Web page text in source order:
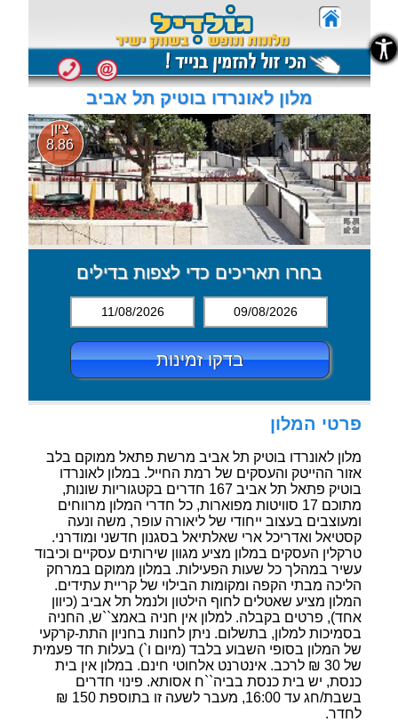
מלון לאונרדו בוטיק תל אביב
ציון
8.86
בחרו תאריכים כדי לצפות בדילים
11/08/2026 09/08/2026
בדקו זמינות
פרטי המלון
מלון לאונרדו בוטיק תל אביב מרשת פתאל ממוקם בלב
אזור ההייטק והעסקים של רמת החייל. במלון לאונרדו
בוטיק פתאל תל אביב 167 חדרים בקטגוריות שונות,
מתוכם 17 סוויטות מפוארות, כל חדרי המלון מרווחים
ומעוצבים בעצוב ייחודי של ליאורה עופר, משה ונעה
קסטיאל ואדריכל ארי שאלתיאל בסגנון חדשני ומודרני.
טרקלין העסקים במלון מציע מגוון שירותים עסקיים וכיבוד
עשיר במהלך כל שעות הפעילות. במלון ממוקם במרחק
הליכה מבתי הקפה ומקומות הבילוי של קריית עתידים.
המלון מציע שאטלים לחוף הילטון ולנמל תל אביב (כיוון
אחד), פרטים בקבלה. למלון אין חניה באמצ``ש, החניה
בסמיכות למלון, בתשלום. ניתן לחנות בחניון התת-קרקעי
של המלון בסופי השבוע בלבד (מיום ו`) בעלות חד פעמית
של 30 ₪ לרכב. אינטרנט אלחוטי חינם. במלון אין בית
כנסת, יש בית כנסת בביה``ח אסותא. פינוי חדרים
בשבת/חג עד 16:00, מעבר לשעה זו בתוספת 150 ₪
לחדר.
נגישות
נגישות